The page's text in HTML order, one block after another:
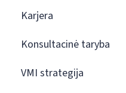
Karjera
Konsultacinė taryba
VMI strategija